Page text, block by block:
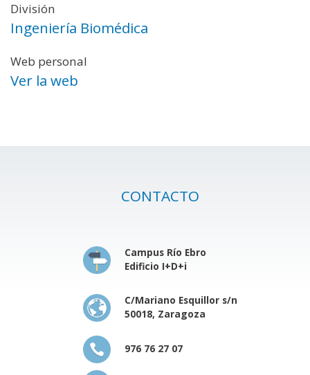
División
Ingeniería Biomédica
Web personal
Ver la web
CONTACTO
Campus Río Ebro
Edificio I+D+i
C/Mariano Esquillor s/n
50018, Zaragoza
976 76 27 07